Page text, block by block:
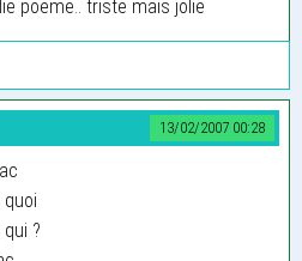
poeme.. triste mais jolie
13/02/2007 00:28
?